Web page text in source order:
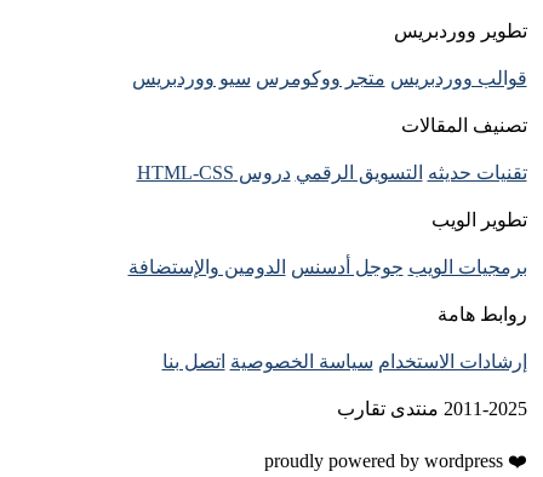
تطوير ووردبريس
قوالب ووردبريس متجر ووكومرس سيو ووردبريس
تصنيف المقالات
تقنيات حديثه التسويق الرقمي دروس HTML-CSS
تطوير الويب
برمجيات الويب جوجل أدسنس الدومين والإستضافة
روابط هامة
إرشادات الاستخدام سياسة الخصوصية اتصل بنا
2011-2025 منتدى تقارب
❤️ proudly powered by wordpress